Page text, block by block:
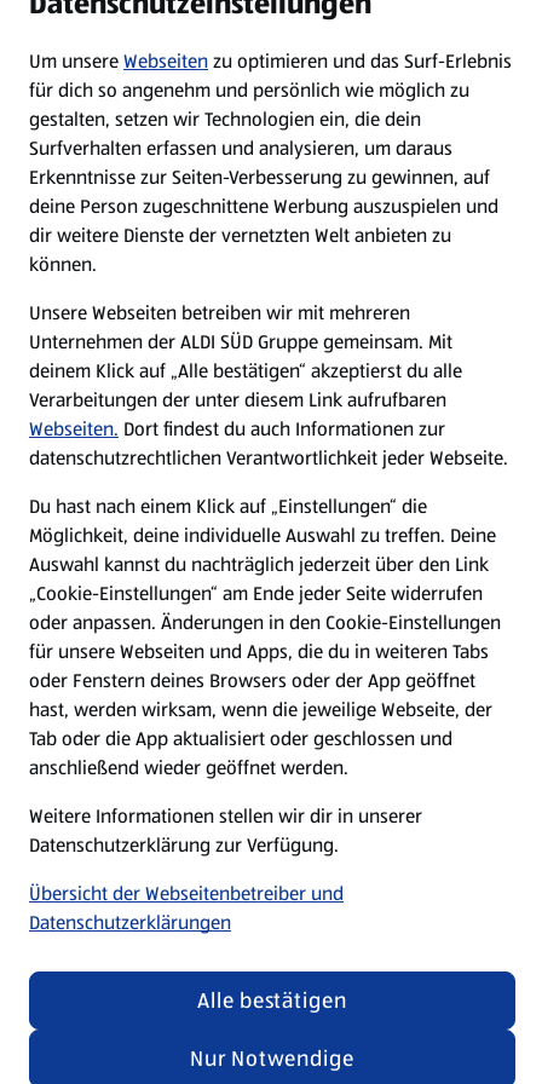
Über ALDI SÜD
Filialen
E-Ladestationen
Nachhaltigkeit
Karriere
Presse
Hilfe & Kontakt
(öffnet in einem neuen Tab)
Unternehmen
Folge uns hier:
Jetzt die ALDI SÜD App downloaden
Datenschutzerklärung
Nutzungsbedingungen
Security Policy
Um unsereWebseitenzu optimieren und das Surf-Erlebnis
für dich so angenehm und persönlich wie möglich zu
gestalten, setzen wir Technologien ein, die dein
Surfverhalten erfassen und analysieren, um daraus
Erkenntnisse zur Seiten-Verbesserung zu gewinnen, auf
deine Person zugeschnittene Werbung auszuspielen und
dir weitere Dienste der vernetzten Welt anbieten zu
können.
Unsere Webseiten betreiben wir mit mehreren
Unternehmen der ALDI SÜD Gruppe gemeinsam. Mit
deinem Klick auf „Alle bestätigen“ akzeptierst du alle
Verarbeitungen der unter diesem Link aufrufbaren
Webseiten. Dort findest du auch Informationen zur
datenschutzrechtlichen Verantwortlichkeit jeder Webseite.
Du hast nach einem Klick auf „Einstellungen“ die
Möglichkeit, deine individuelle Auswahl zu treffen. Deine
Auswahl kannst du nachträglich jederzeit über den Link
„Cookie-Einstellungen“ am Ende jeder Seite widerrufen
oder anpassen. Änderungen in den Cookie-Einstellungen
für unsere Webseiten und Apps, die du in weiteren Tabs
oder Fenstern deines Browsers oder der App geöffnet
hast, werden wirksam, wenn die jeweilige Webseite, der
Tab oder die App aktualisiert oder geschlossen und
anschließend wieder geöffnet werden.
Weitere Informationen stellen wir dir in unserer
Datenschutzerklärung zur Verfügung.
Übersicht der Webseitenbetreiber und
Datenschutzerklärungen
Nur Notwendige
Alle bestätigen